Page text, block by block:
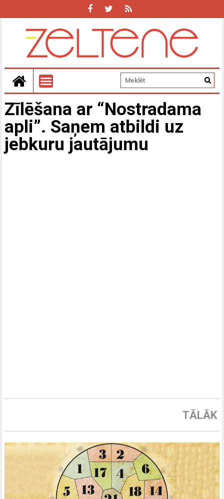
Zīlēšana ar “Nostradama
apli”. Saņem atbildi uz
jebkuru jautājumu
TĀLĀK